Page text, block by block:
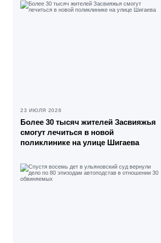
23 ИЮЛЯ 2026
Более 30 тысяч жителей Засвияжья
смогут лечиться в новой
поликлинике на улице Шигаева